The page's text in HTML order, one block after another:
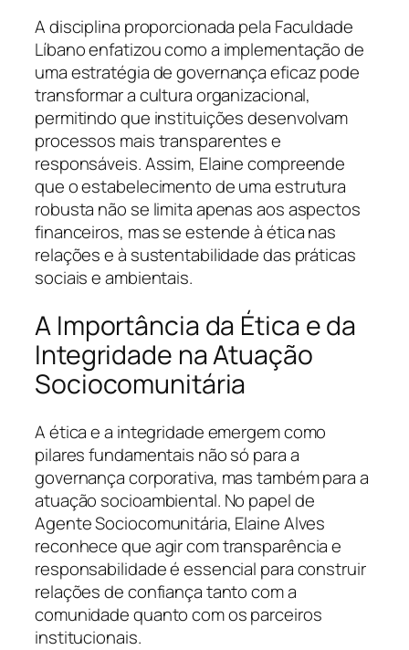
A disciplina proporcionada pela Faculdade
Líbano enfatizou como a implementação de
uma estratégia de governança eficaz pode
transformar a cultura organizacional,
permitindo que instituições desenvolvam
processos mais transparentes e
responsáveis. Assim, Elaine compreende
que o estabelecimento de uma estrutura
robusta não se limita apenas aos aspectos
financeiros, mas se estende à ética nas
relações e à sustentabilidade das práticas
sociais e ambientais.
A Importância da Ética e da
Integridade na Atuação
Sociocomunitária
A ética e a integridade emergem como
pilares fundamentais não só para a
governança corporativa, mas também para a
atuação socioambiental. No papel de
Agente Sociocomunitária, Elaine Alves
reconhece que agir com transparência e
responsabilidade é essencial para construir
relações de confiança tanto com a
comunidade quanto com os parceiros
institucionais.